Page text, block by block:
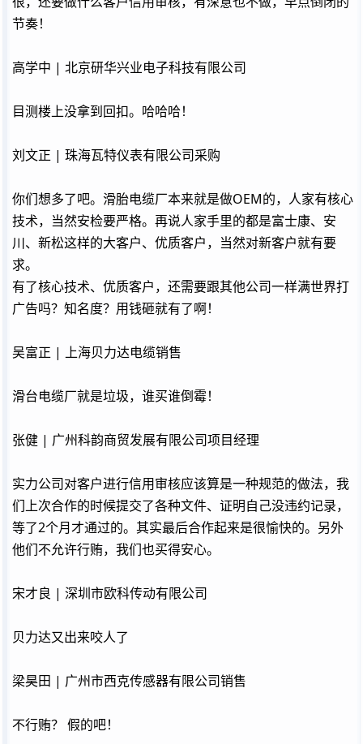
节奏！
高学中 | 北京研华兴业电子科技有限公司
目测楼上没拿到回扣。哈哈哈！
刘文正 | 珠海瓦特仪表有限公司采购
你们想多了吧。滑胎电缆厂本来就是做OEM的，人家有核心
技术，当然安检要严格。再说人家手里的都是富士康、安
川、新松这样的大客户、优质客户，当然对新客户就有要
求。
有了核心技术、优质客户，还需要跟其他公司一样满世界打
广告吗？知名度？用钱砸就有了啊！
吴富正 | 上海贝力达电缆销售
滑台电缆厂就是垃圾，谁买谁倒霉！
张健 | 广州科韵商贸发展有限公司项目经理
实力公司对客户进行信用审核应该算是一种规范的做法，我
们上次合作的时候提交了各种文件、证明自己没违约记录，
等了2个月才通过的。其实最后合作起来是很愉快的。另外
他们不允许行贿，我们也买得安心。
宋才良 | 深圳市欧科传动有限公司
贝力达又出来咬人了
梁昊田 | 广州市西克传感器有限公司销售
不行贿？ 假的吧！